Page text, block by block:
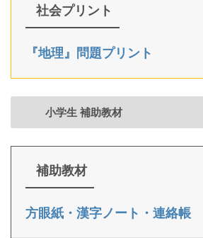
社会プリント
『地理』問題プリント
小学生 補助教材
補助教材
方眼紙・漢字ノート・連絡帳